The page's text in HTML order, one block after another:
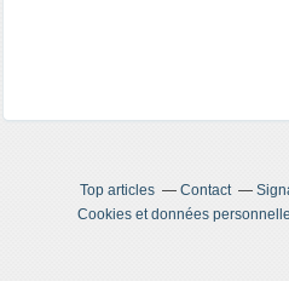
Top articles Contact
Cookies et données